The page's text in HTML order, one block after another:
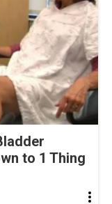
to 1 Thing